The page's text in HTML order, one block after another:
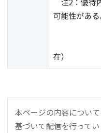
可能性がある
（
在）
本ページの内容につい
基づいて配信を行って